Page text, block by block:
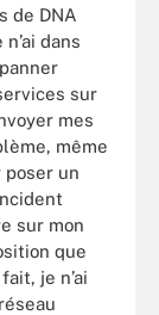
de DNA
dans
sur
mes
même
un
sur mon
que
je n’ai